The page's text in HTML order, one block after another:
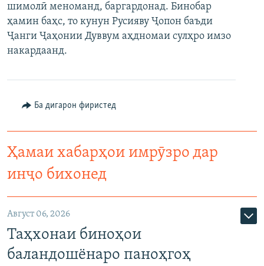
Ҳамаи сомонаҳои RFE/RL
шимолӣ меноманд, баргардонад. Бинобар
ҳамин баҳс, то кунун Русияву Ҷопон баъди
Ҷанги Ҷаҳонии Дуввум аҳдномаи сулҳро имзо
накардаанд.
Ба дигарон фиристед
Ҳамаи хабарҳои имрӯзро дар
инҷо бихонед
Август 06, 2026
Таҳхонаи биноҳои
баландошёнаро паноҳгоҳ